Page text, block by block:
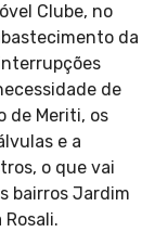
Clube, no
da
de
de Meriti, os
e a
o que vai
bairros Jardim